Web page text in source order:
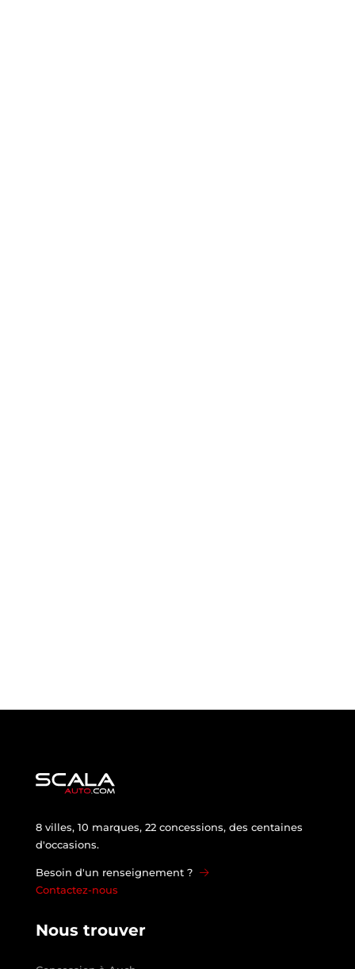
8 villes, 10 marques, 22 concessions, des centaines
d'occasions.
Besoin d'un renseignement ?
Contactez-nous
Nous trouver